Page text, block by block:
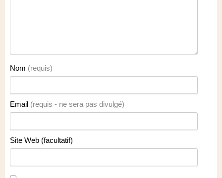
Nom (requis)
Email (requis - ne sera pas divulgé)
Site Web (facultatif)